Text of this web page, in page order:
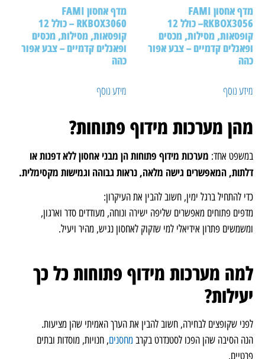
מדף אחסון FAMI
RKBOX3056– כולל 12
קופסאות, מסילות, מכסים
ופאנלים קדמיים – צבע אפור
כהה
מידע נוסף
מדף אחסון FAMI
RKBOX3060 – כולל 12
קופסאות, מסילות, מכסים
ופאנלים קדמיים – צבע אפור
כהה
מידע נוסף
מהן מערכות מידוף פתוחות?
במשפט אחד: מערכות מידוף פתוחות הן מבני אחסון ללא דפנות או
דלתות, המאפשרים גישה מלאה, נראות גבוהה וגמישות מקסימלית.
כדי להתחיל ברגל ימין, חשוב להבין את העיקרון:
מדפים פתוחים מאפשרים שליפה ישירה ונוחה, מעודדים סדר וארגון,
ומשמשים פתרון אידיאלי למי שזקוק לאחסון נגיש, מהיר ויעיל.
למה מערכות מידוף פתוחות כל כך
יעילות?
לפני שקופצים לבחירה, חשוב להבין את הערך האמיתי שהן מציעות.
הנה הסיבה שהן הפכו לסטנדרט בקרב מחסנים, חנויות, מוסדות ובתים
פרטיים.